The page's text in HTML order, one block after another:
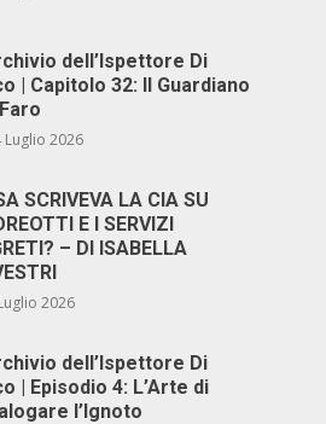
dell’Ispettore Di
| Capitolo 32: Il Guardiano
Luglio 2026
SCRIVEVA LA CIA SU
E I SERVIZI
– DI ISABELLA
2026
dell’Ispettore Di
| Episodio 4: L’Arte di
l’Ignoto